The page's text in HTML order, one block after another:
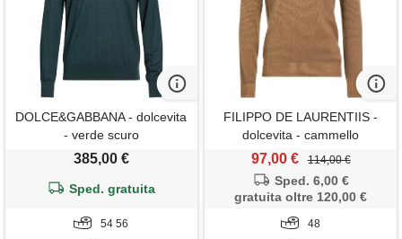
DOLCE&GABBANA - dolcevita
- verde scuro
385,00 €
Sped. gratuita
54 56
FILIPPO DE LAURENTIIS -
dolcevita - cammello
97,00 € 114,00 €
Sped. 6,00 €
gratuita oltre 120,00 €
48